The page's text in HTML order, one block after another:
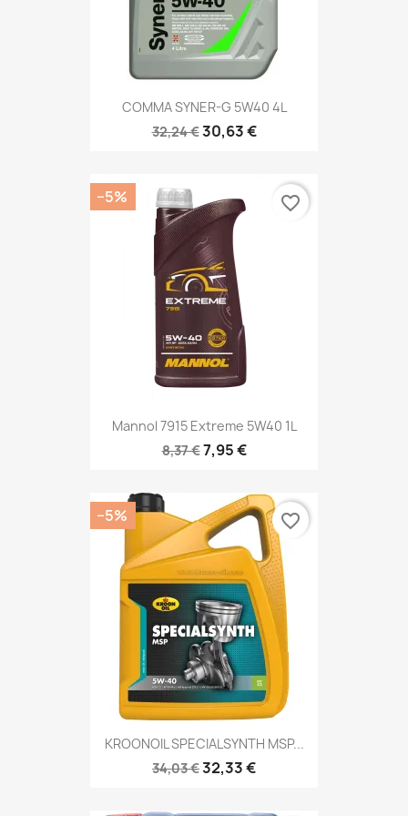
COMMA SYNER-G 5W40 4L
32,24 €30,63 €
Mannol 7915 Extreme 5W40 1L
8,37 €7,95 €
−5% favorite_border
KROONOIL SPECIALSYNTH MSP...
34,03 €32,33 €
−5% favorite_border